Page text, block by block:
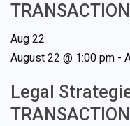
Aug 22
August 22 @ 1:00 pm -
Legal